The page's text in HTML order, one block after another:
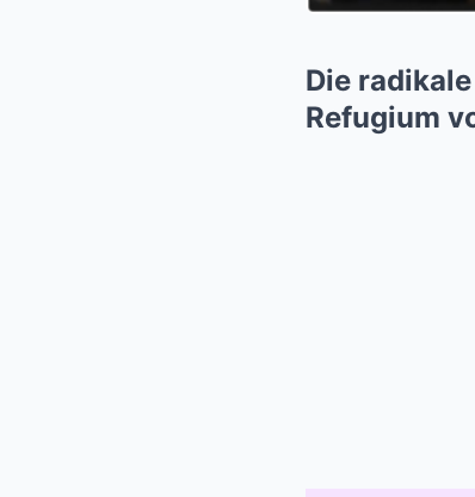
Die
Refugium